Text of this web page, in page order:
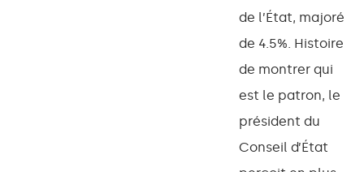
de l’État, majoré
de 4.5%. Histoire
de montrer qui
est le patron, le
président du
Conseil d’État